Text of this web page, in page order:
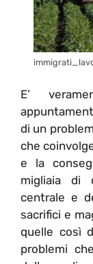
E’
di un
che
e la
migliaia di
centrale e
sacrifici e
quelle così
problemi